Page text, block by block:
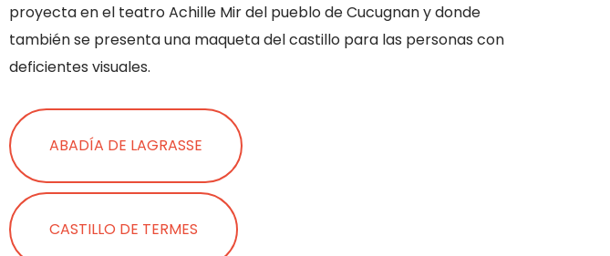
proyecta en el teatro Achille Mir del pueblo de Cucugnan y donde
también se presenta una maqueta del castillo para las personas con
deficientes visuales.
ABADÍA DE LAGRASSE
CASTILLO DE TERMES